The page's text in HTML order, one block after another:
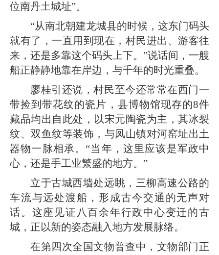
位南丹土城址”。
“从南北朝建龙城县的时候，这东门码头
就有了，一直用到现在，村民进出、游客往
来，还是多靠这个码头上下。”说话间，一艘
船正静静地靠在岸边，与千年的时光重叠。
廖桂引还说，村民至今还常常在西门一
带捡到带花纹的瓷片，县博物馆现存的8件
藏品均出自此处，以宋元陶瓷为主，其冰裂
纹、双鱼纹等装饰，与凤山镇对河窑址出土
器物一脉相承。“当年，这里应该是军政中
心，还是手工业繁盛的地方。”
立于古城西墙处远眺，三柳高速公路的
车流与远处渡船，形成古今交通的无声对
话。这座见证八百余年行政中心变迁的古
城，正以新的姿态融入地方发展脉络。
在第四次全国文物普查中，文物部门正